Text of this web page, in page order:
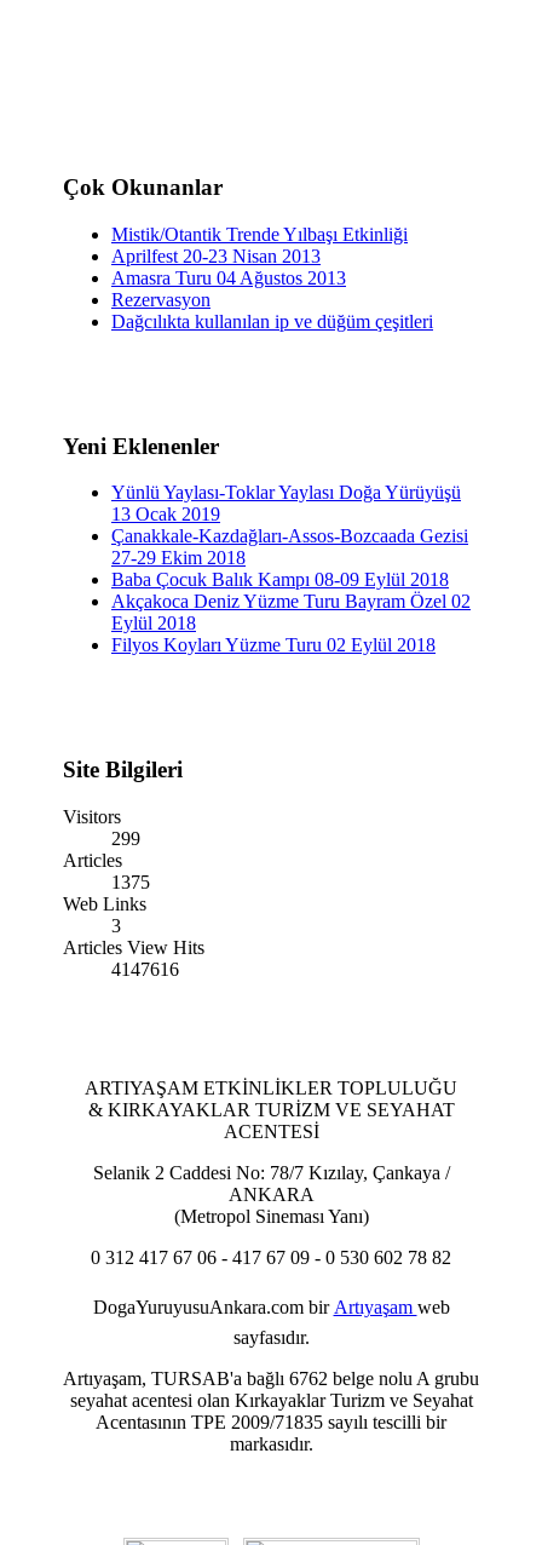
Çok Okunanlar
Mistik/Otantik Trende Yılbaşı Etkinliği
Aprilfest 20-23 Nisan 2013
Amasra Turu 04 Ağustos 2013
Rezervasyon
Dağcılıkta kullanılan ip ve düğüm çeşitleri
Yeni Eklenenler
Yünlü Yaylası-Toklar Yaylası Doğa Yürüyüşü
13 Ocak 2019
Çanakkale-Kazdağları-Assos-Bozcaada Gezisi
27-29 Ekim 2018
Baba Çocuk Balık Kampı 08-09 Eylül 2018
Akçakoca Deniz Yüzme Turu Bayram Özel 02
Eylül 2018
Filyos Koyları Yüzme Turu 02 Eylül 2018
Site Bilgileri
Visitors
299
Articles
1375
Web Links
3
Articles View Hits
4147616
ARTIYAŞAM ETKİNLİKLER TOPLULUĞU
& KIRKAYAKLAR TURİZM VE SEYAHAT
ACENTESİ
Selanik 2 Caddesi No: 78/7 Kızılay, Çankaya /
ANKARA
(Metropol Sineması Yanı)
0 312 417 67 06 - 417 67 09 - 0 530 602 78 82
DogaYuruyusuAnkara.com bir Artıyaşam web
sayfasıdır.
Artıyaşam, TURSAB'a bağlı 6762 belge nolu A grubu
seyahat acentesi olan Kırkayaklar Turizm ve Seyahat
Acentasının TPE 2009/71835 sayılı tescilli bir
markasıdır.